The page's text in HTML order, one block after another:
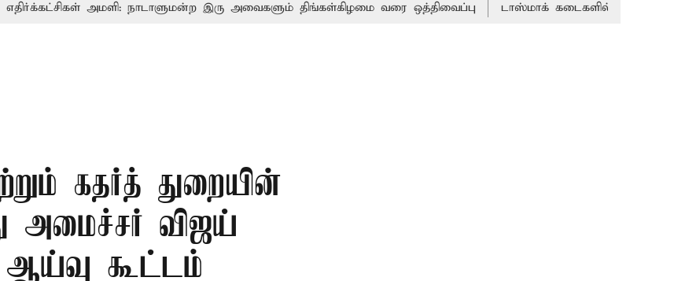
அமளி: நாடாளுமன்ற இரு அவைகளும் திங்கள்கிழமை வரை ஒத்திவைப்பு டாஸ்மாக் கடைகளில் கூடுதல் விலைக்கு
கதர்த் துறையின்
அமைச்சர் விஜய்
ஆய்வு கூட்டம்